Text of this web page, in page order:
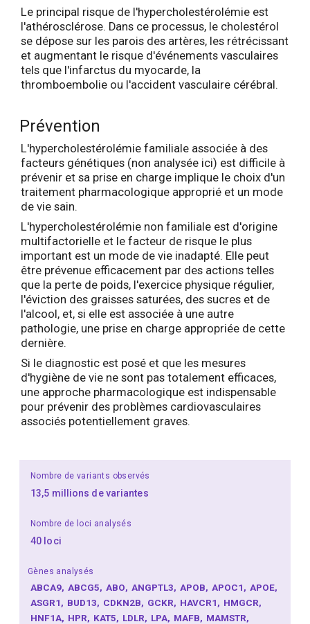
Le principal risque de l'hypercholestérolémie est
l'athérosclérose. Dans ce processus, le cholestérol
se dépose sur les parois des artères, les rétrécissant
et augmentant le risque d'événements vasculaires
tels que l'infarctus du myocarde, la
thromboembolie ou l'accident vasculaire cérébral.
Prévention
L'hypercholestérolémie familiale associée à des
facteurs génétiques (non analysée ici) est difficile à
prévenir et sa prise en charge implique le choix d'un
traitement pharmacologique approprié et un mode
de vie sain.
L'hypercholestérolémie non familiale est d'origine
multifactorielle et le facteur de risque le plus
important est un mode de vie inadapté. Elle peut
être prévenue efficacement par des actions telles
que la perte de poids, l'exercice physique régulier,
l'éviction des graisses saturées, des sucres et de
l'alcool, et, si elle est associée à une autre
pathologie, une prise en charge appropriée de cette
dernière.
Si le diagnostic est posé et que les mesures
d'hygiène de vie ne sont pas totalement efficaces,
une approche pharmacologique est indispensable
pour prévenir des problèmes cardiovasculaires
associés potentiellement graves.
Nombre de variants observés
13,5 millions de variantes
Nombre de loci analysés
40 loci
Gènes analysés
ABCA9 ABCG5 ABO ANGPTL3 APOB APOC1 APOE
ASGR1 BUD13 CDKN2B GCKR HAVCR1 HMGCR
HNF1A HPR KAT5 LDLR LPA MAFB MAMSTR